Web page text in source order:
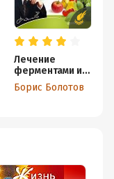
Лечение
ферментами и
соками по
Болотову
Борис Болотов